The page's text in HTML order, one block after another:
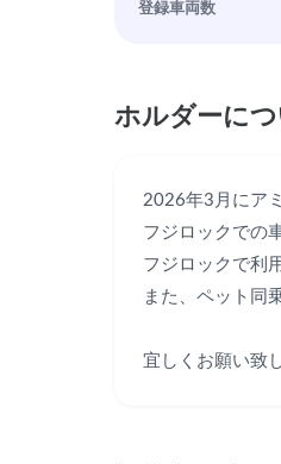
登録車両数
ホルダーに
2026年3月にア
フジロックでの
フジロックで利
また、ペット同
宜しくお願い致